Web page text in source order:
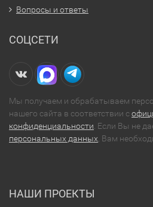
Вопросы и ответы
СОЦСЕТИ
Мы получаем и обрабатываем
нашего сайта в соответствии с
конфиденциальности . Если Вы не
персональных данных , Вам
НАШИ ПРОЕКТЫ